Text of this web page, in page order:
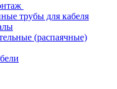
трубы для кабеля
(распаячные)